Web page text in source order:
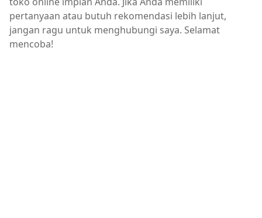
pertanyaan atau butuh rekomendasi lebih lanjut,
jangan ragu untuk menghubungi saya. Selamat
mencoba!